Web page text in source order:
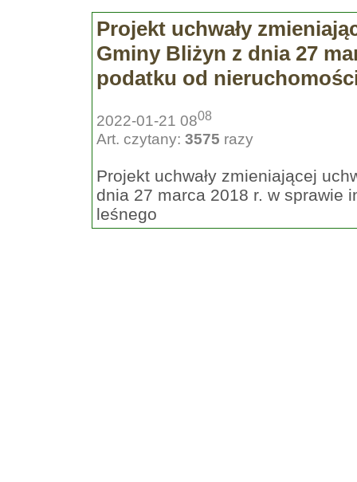
Projekt uchwały
Gminy Bliżyn z dnia 27
podatku od
2022-01-21 0808
Art. czytany: 3575 razy
Projekt uchwały zmieniającej
dnia 27 marca 2018 r. w sprawie
leśnego